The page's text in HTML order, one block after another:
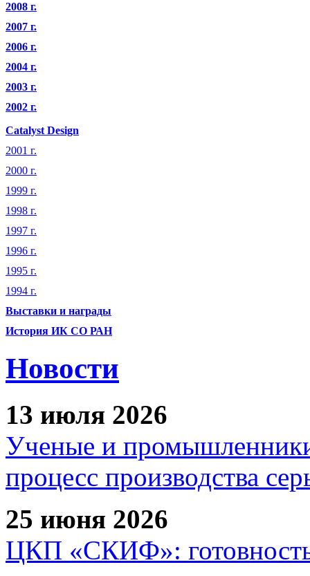
2008 г.
2007 г.
2006 г.
2004 г.
2003 г.
2002 г.
Catalyst Design
2001 г.
2000 г.
1999 г.
1998 г.
1997 г.
1996 г.
1995 г.
1994 г.
Выставки и награды
История ИК СО РАН
Новости
13 июля 2026
Ученые и
процесс производства
25 июня 2026
ЦКП «СКИФ»: готовность